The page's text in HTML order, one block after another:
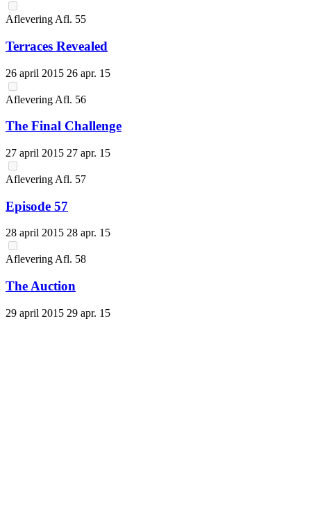
Aflevering Afl. 55
Terraces Revealed
26 april 2015 26 apr. 15
Aflevering Afl. 56
The Final Challenge
27 april 2015 27 apr. 15
Aflevering Afl. 57
Episode 57
28 april 2015 28 apr. 15
AfleveringAfl. 58
The Auction
29 april 2015 29 apr. 15